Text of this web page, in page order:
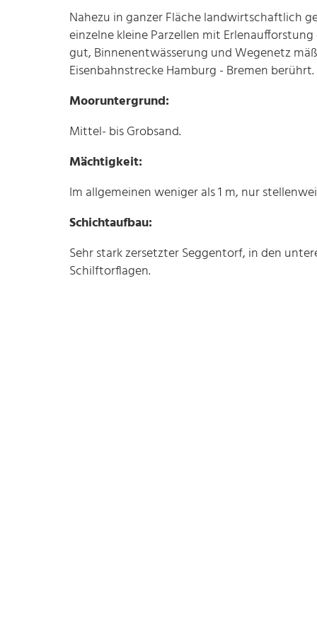
Nahezu in ganzer Fläche landwirtschaftlich
einzelne kleine Parzellen mit
gut, Binnenentwässerung und Wegenetz
Eisenbahnstrecke Hamburg - Bremen berührt.
Mooruntergrund:
Mittel- bis Grobsand.
Mächtigkeit:
Im allgemeinen weniger als 1 m, nur
Schichtaufbau:
Sehr stark zersetzter Seggentorf, in den
Schilftorflagen.